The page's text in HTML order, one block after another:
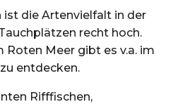
die Artenvielfalt in der
recht hoch.
Roten Meer gibt es v.a. im
entdecken.
Rifffischen,